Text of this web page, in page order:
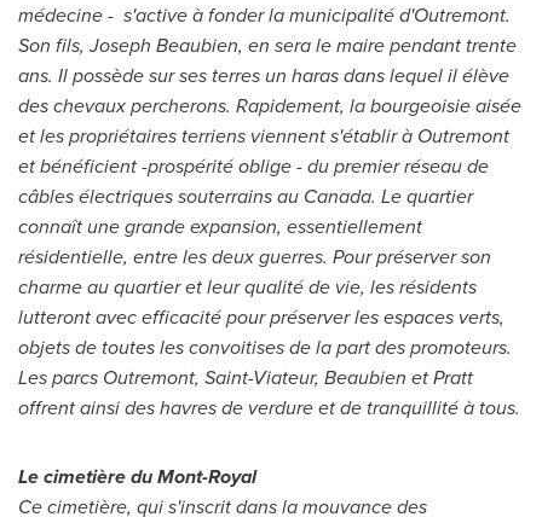
médecine - s'active à fonder la municipalité d'Outremont.
Son fils,Joseph Beaubien, en sera le maire pendant trente
ans. Il possède sur ses terres un haras dans lequel il élève
des chevaux percherons. Rapidement, la bourgeoisie aisée
et les propriétaires terriens viennent s'établir à Outremont
et bénéficient -prospérité oblige - du premier réseau de
câbles électriques souterrains au Canada. Le quartier
connaît une grande expansion, essentiellement
résidentielle, entre les deux guerres. Pour préserver son
charme au quartier et leur qualité de vie, les résidents
lutteront avec efficacité pour préserver les espaces verts,
objets de toutes les convoitises de la part des promoteurs.
Les parcs Outremont, Saint-Viateur, Beaubien et Pratt
offrent ainsi des havres de verdure et de tranquillité à tous.
Le cimetière duMont-Royal
Ce cimetière, qui s'inscrit dans la mouvance des